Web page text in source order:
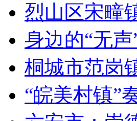
烈山区宋疃
身边的“无
桐城市范岗
“皖美村镇”